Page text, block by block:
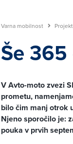
Varna mobilnost
Še
V Avto-moto zvezi
prometu,
bilo čim manj otrok
Njeno sporočilo je:
pouka v prvih